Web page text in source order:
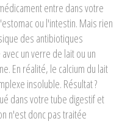
entre dans votre
ou l'intestin. Mais rien
des antibiotiques
un verre de lait ou un
En réalité, le calcium du lait
insoluble. Résultat ?
dans votre tube digestif et
n'est donc pas traitée